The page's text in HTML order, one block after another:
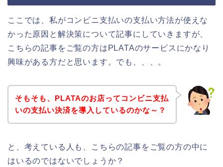
ここでは、私がコンビニ支払いの支払い方法が使えな
かった原因と解決策について記事にしていきますが、
こちらの記事をご覧の方はPLATAのサービスにかなり
興味がある方だと思います。でも、、、。
そもそも、PLATAのお店ってコンビニ支払
いの支払い決済を導入しているのかな～？
と、考えている人も、こちらの記事をご覧の方の中に
はいるのではないでしょうか？